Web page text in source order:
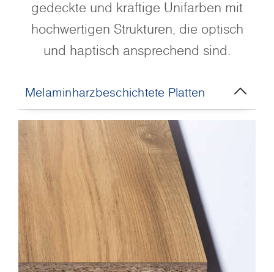
gedeckte und kräftige Unifarben mit
hochwertigen Strukturen, die optisch
und haptisch ansprechend sind.
Melaminharzbeschichtete Platten